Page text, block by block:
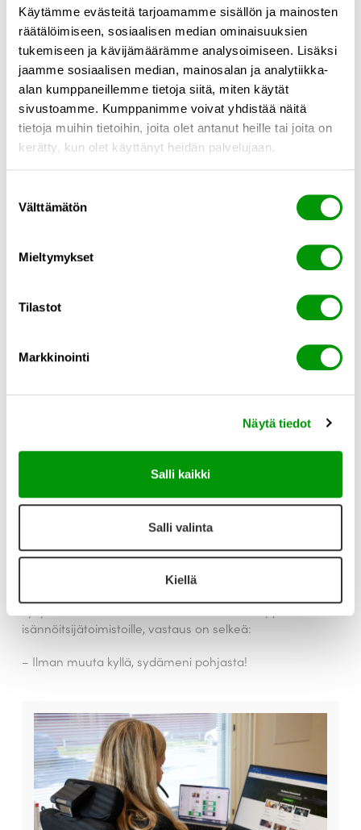
Käytämme evästeitä tarjoamamme sisällön ja mainosten
räätälöimiseen, sosiaalisen median ominaisuuksien
tukemiseen ja kävijämäärämme analysoimiseen. Lisäksi
jaamme sosiaalisen median, mainosalan ja analytiikka-
alan kumppaneillemme tietoja siitä, miten käytät
sivustoamme. Kumppanimme voivat yhdistää näitä
tietoja muihin tietoihin, joita olet antanut heille tai joita on
kerätty, kun olet käyttänyt heidän palvelujaan.
valinta
Välttämätön
Mieltymykset
Tilastot
Markkinointi
Näytä tiedot
Salli kaikki
Salli valinta
Kiellä
– Se, että perintään liittyvät toimenpiteet ovat jääneet
kokonaan pois, on ollut meille valtava hyöty. Aiemmin se
vei meiltä paljon ylimääräistä työaikaa, ja oli lisäksi
hankalaa niin meille kuin asiakkaillemme, kertoo
Burgman, Talovarman talousjohtaja.
Avaimet käteen -käyttöönotto
Confirman asiakirjojen verkkokauppa on suunniteltu
isännöitsijätoimistojen tarpeisiin ja käyttöönotto on tehty
– Confirma hoiti yhteydenpidon verkkosivujemme
teknisiin yksityiskohtiin lainkaan. Pystyin luottamaan
siihen, että asiat hoituvat, kun samaa kieltä puhuvat
Verkkokauppa on tuonut Talovarmalle merkittävää
laskuttamisessa ja maksujen valvonnassa on poistunut
– Laskuja ei tarvitse enää luoda, lähettää tai seurata.
Kun asiakas tilaa isännöitsijäntodistuksen tai
varmoja, että tuote toimitetaan maksaneelle
isännöitsijätoimistoille, vastaus on selkeä:
– Ilman muuta kyllä, sydämeni pohjasta!